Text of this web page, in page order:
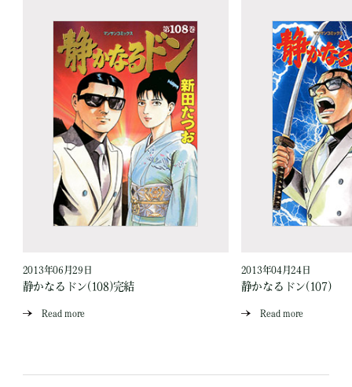
2013年06月29日
静かなるドン(108)完結
Read more
2013年04月24日
静かなるドン(107)
Read more